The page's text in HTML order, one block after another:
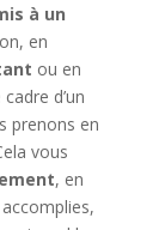
à un
en
ou en
d’un
prenons en
vous
, en